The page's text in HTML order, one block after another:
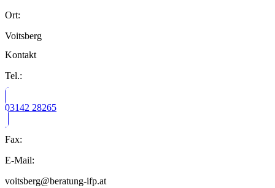
Ort:
Voitsberg
Kontakt
Tel.:
03142 28265
Fax:
E-Mail:
voitsberg@beratung-ifp.at